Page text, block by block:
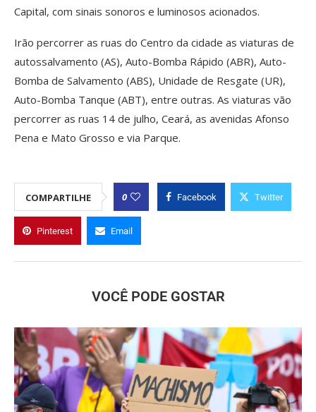
Capital, com sinais sonoros e luminosos acionados.
Irão percorrer as ruas do Centro da cidade as viaturas de
autossalvamento (AS), Auto-Bomba Rápido (ABR), Auto-
Bomba de Salvamento (ABS), Unidade de Resgate (UR),
Auto-Bomba Tanque (ABT), entre outras. As viaturas vão
percorrer as ruas 14 de julho, Ceará, as avenidas Afonso
Pena e Mato Grosso e via Parque.
COMPARTILHE 0 Facebook Twitter
Pinterest Email
VOCÊ PODE GOSTAR